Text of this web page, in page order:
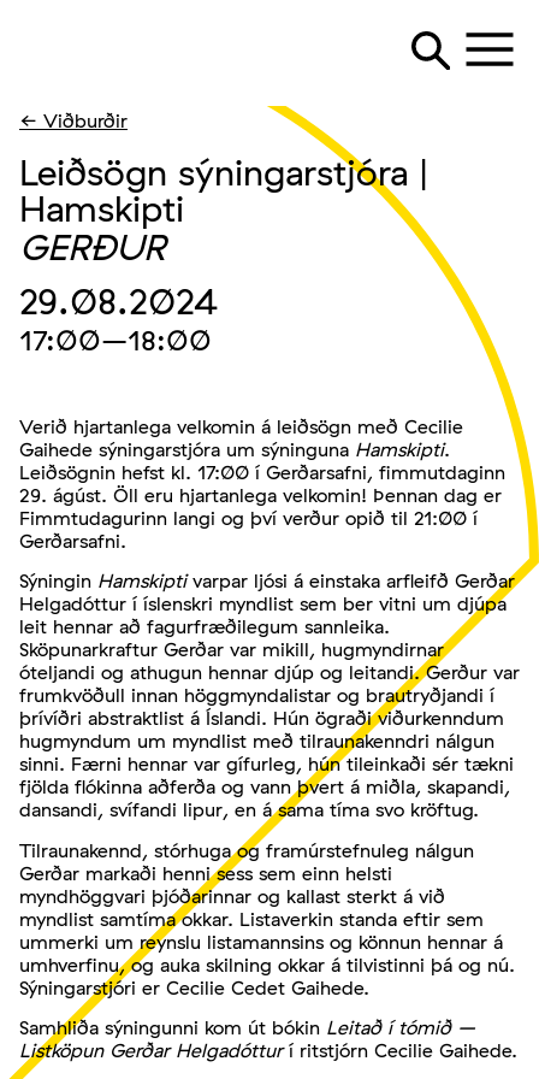
← Viðburðir
Leiðsögn sýningarstjóra |
Hamskipti
GERÐUR
29.08.2024
17:00–18:00
Verið hjartanlega velkomin á leiðsögn með Cecilie
Gaihede sýningarstjóra um sýninguna Hamskipti.
Leiðsögnin hefst kl. 17:00 í Gerðarsafni, fimmutdaginn
29. ágúst. Öll eru hjartanlega velkomin! Þennan dag er
Fimmtudagurinn langi og því verður opið til 21:00 í
Gerðarsafni.
Sýningin Hamskiptivarpar ljósi á einstaka arfleifð Gerðar
Helgadóttur í íslenskri myndlist sem ber vitni um djúpa
leit hennar að fagurfræðilegum sannleika.
Sköpunarkraftur Gerðar var mikill, hugmyndirnar
óteljandi og athugun hennar djúp og leitandi. Gerður var
frumkvöðull innan höggmyndalistar og brautryðjandi í
þrívíðri abstraktlist á Íslandi. Hún ögraði viðurkenndum
hugmyndum um myndlist með tilraunakenndri nálgun
sinni. Færni hennar var gífurleg, hún tileinkaði sér tækni
fjölda flókinna aðferða og vann þvert á miðla, skapandi,
dansandi, svífandi lipur, en á sama tíma svo kröftug.
Tilraunakennd, stórhuga og framúrstefnuleg nálgun
Gerðar markaði henni sess sem einn helsti
myndhöggvari þjóðarinnar og kallast sterkt á við
myndlist samtíma okkar. Listaverkin standa eftir sem
ummerki um reynslu listamannsins og könnun hennar á
umhverfinu, og auka skilning okkar á tilvistinni þá og nú.
Sýningarstjóri er Cecilie Cedet Gaihede.
Samhliða sýningunni kom út bókin Leitað í tómið –
Listköpun Gerðar Helgadótturí ritstjórn Cecilie Gaihede.